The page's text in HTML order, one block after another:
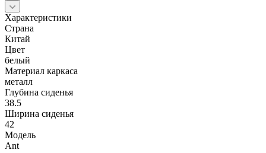
Характеристики
Страна
Китай
Цвет
белый
Материал каркаса
металл
Глубина сиденья
38.5
Ширина сиденья
42
Модель
Ant